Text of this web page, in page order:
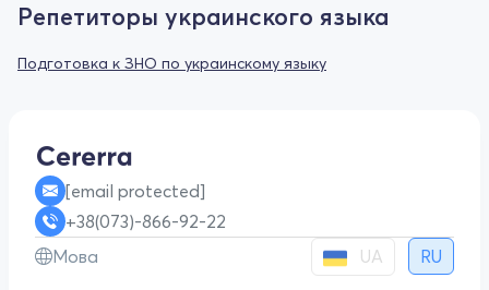
Репетиторы украинского языка
Подготовка к ЗНО по украинскому языку
[email protected]
+38(073)-866-92-22
Мова
UA RU